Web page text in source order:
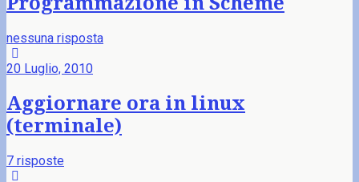
nessuna risposta
20 Luglio, 2010
Aggiornare ora in linux
(terminale)
7 risposte